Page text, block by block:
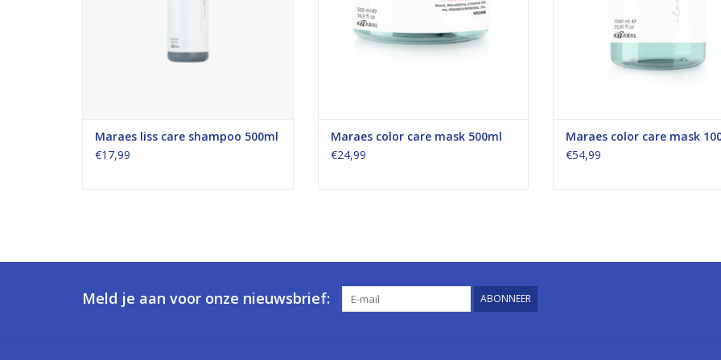
Maraes liss care shampoo 500ml
€17,99
Maraes color care mask 500ml
€24,99
Maraes color care mask
€54,99
Meld je aan voor onze nieuwsbrief: ABONNEER